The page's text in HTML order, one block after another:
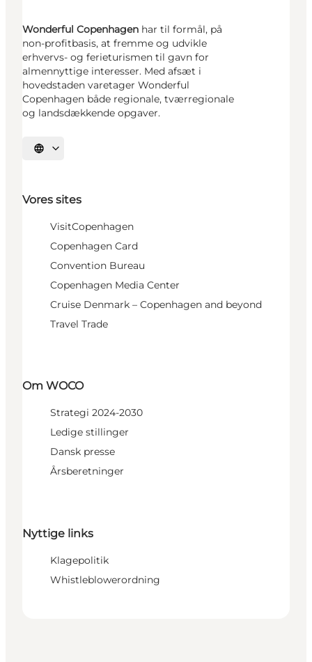
Wonderful Copenhagen har til formål, på
non-profitbasis, at fremme og udvikle
erhvervs- og ferieturismen til gavn for
almennyttige interesser. Med afsæt i
hovedstaden varetager Wonderful
Copenhagen både regionale, tværregionale
og landsdækkende opgaver.
Vælg sprog
Vores sites
VisitCopenhagen
Copenhagen Card
Convention Bureau
Copenhagen Media Center
Cruise Denmark – Copenhagen and beyond
Travel Trade
Om WOCO
Strategi 2024-2030
Ledige stillinger
Dansk presse
Årsberetninger
Nyttige links
Klagepolitik
Whistleblowerordning